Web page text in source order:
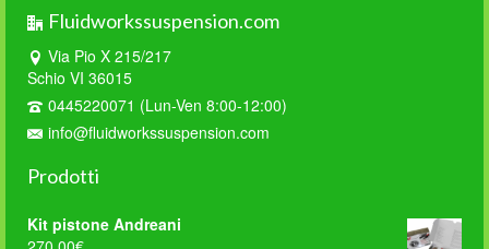
Fluidworkssuspension.com
Via Pio X 215/217
Schio VI 36015
0445220071 (Lun-Ven 8:00-12:00)
info@fluidworkssuspension.com
Prodotti
Kit pistone Andreani